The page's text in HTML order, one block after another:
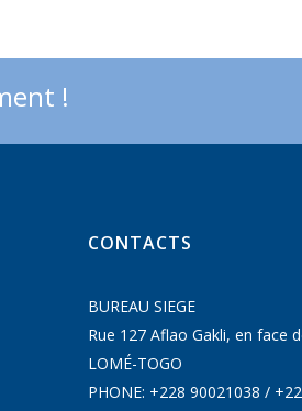
!
CONTACTS
BUREAU SIEGE
Rue 127 Aflao Gakli, en face
LOMÉ-TOGO
PHONE: +228 90021038 /